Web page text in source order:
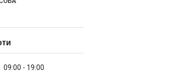
09:00
19:00